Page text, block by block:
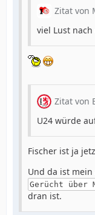
Zitat von
viel Lust nach
Zitat von
U24 würde
Fischer ist ja
Und da ist
Gerücht über
dran ist.